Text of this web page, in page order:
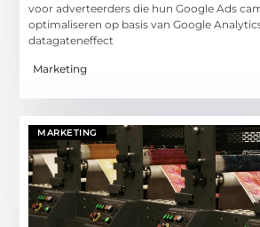
voor adverteerders die hun Google Ads
optimaliseren op basis van Google
datagateneffect
Marketing
MARKETING